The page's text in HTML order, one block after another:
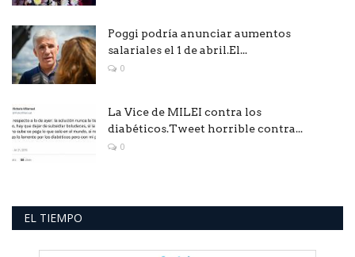
Poggi podría anunciar aumentos
salariales el 1 de abril.El...
0
La Vice de MILEI contra los
diabéticos.Tweet horrible contra...
0
EL TIEMPO